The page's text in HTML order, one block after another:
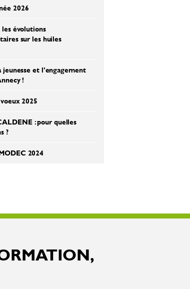
2026
évolutions
sur les huiles
jeunesse et l’engagement
!
2025
: pour quelles
?
2024